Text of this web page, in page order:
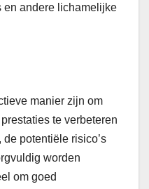
en andere lichamelijke
manier zijn om
te verbeteren
potentiële risico’s
worden
om goed